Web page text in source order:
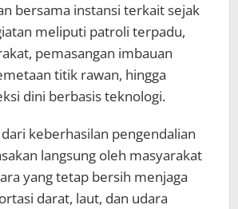
bersama instansi terkait sejak
meliputi patroli terpadu,
pemasangan imbauan
titik rawan, hingga
dini berbasis teknologi.
keberhasilan pengendalian
langsung oleh masyarakat
yang tetap bersih menjaga
darat, laut, dan udara